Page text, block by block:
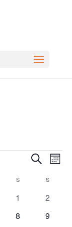
Suche
und
Suche
S S
0
1
0
2
0
8
0
9